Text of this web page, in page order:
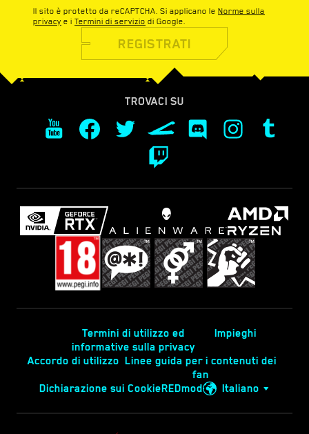
Il sito è protetto da reCAPTCHA. Si applicano le Norme sulla
privacy e i Termini di servizio di Google.
REGISTRATI
TROVACI SU
Termini di utilizzo ed
informative sulla privacy
Impieghi
Accordo di utilizzo Linee guida per i contenuti dei
fan
Dichiarazione sui CookieREDmod Italiano